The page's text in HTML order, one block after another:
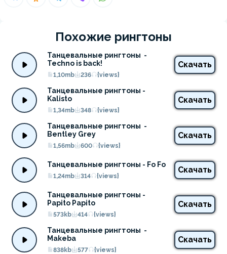
Похожие рингтоны
Танцевальные рингтоны  -
Techno is back!
1,10mb 236 {views}
Скачать
Танцевальные рингтоны -
Kalisto
1,34mb 348 {views}
Скачать
Танцевальные рингтоны  -
Bentley Grey
1,56mb 600 {views}
Скачать
Танцевальные рингтоны - Fo Fo
1,24mb 314 {views}
Скачать
Танцевальные рингтоны -
Papito Papito
573kb 414 {views}
Скачать
Танцевальные рингтоны  -
Makeba
838kb 577 {views}
Скачать